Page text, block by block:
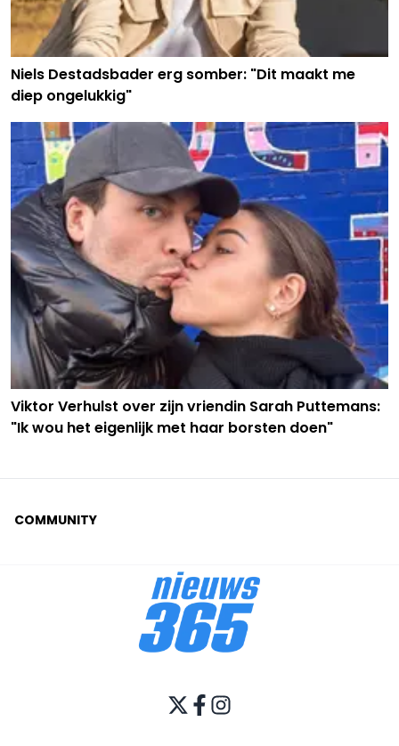
Niels Destadsbader erg somber: "Dit maakt me
diep ongelukkig"
Viktor Verhulst over zijn vriendin Sarah Puttemans:
"Ik wou het eigenlijk met haar borsten doen"
COMMUNITY